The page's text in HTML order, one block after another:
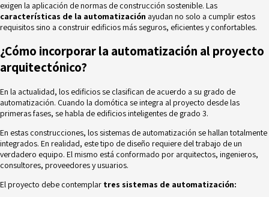
exigen la aplicación de normas de construcción sostenible. Las
características de la automatización ayudan no solo a cumplir estos
requisitos sino a construir edificios más seguros, eficientes y confortables.
¿Cómo incorporar la automatización al proyecto
arquitectónico?
En la actualidad, los edificios se clasifican de acuerdo a su grado de
automatización. Cuando la domótica se integra al proyecto desde las
primeras fases, se habla de edificios inteligentes de grado 3.
En estas construcciones, los sistemas de automatización se hallan totalmente
integrados. En realidad, este tipo de diseño requiere del trabajo de un
verdadero equipo. El mismo está conformado por arquitectos, ingenieros,
consultores, proveedores y usuarios.
El proyecto debe contemplar tres sistemas de automatización: